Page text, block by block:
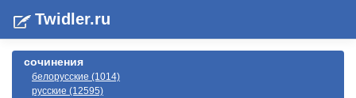
Twidler.ru
сочинения
белорусские (1014)
русские (12595)